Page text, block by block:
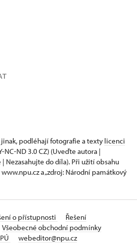
podléhají fotografie a texty licenci
NC-ND 3.0 CZ) (Uveďte autora |
Nezasahujte do díla). Při užití obsahu
a „zdroj: Národní památkový
o přístupnosti
Řešení
Všeobecné obchodní podmínky
webeditor@npu.cz